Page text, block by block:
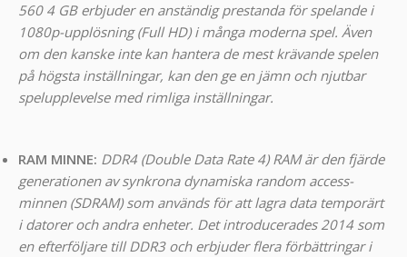
560 4 GB erbjuder en anständig prestanda för spelande i
1080p-upplösning (Full HD) i många moderna spel. Även
om den kanske inte kan hantera de mest krävande spelen
på högsta inställningar, kan den ge en jämn och njutbar
spelupplevelse med rimliga inställningar.
RAM MINNE: DDR4 (Double Data Rate 4) RAM är den fjärde
generationen av synkrona dynamiska random access-
minnen (SDRAM) som används för att lagra data temporärt
i datorer och andra enheter. Det introducerades 2014 som
en efterföljare till DDR3 och erbjuder flera förbättringar i